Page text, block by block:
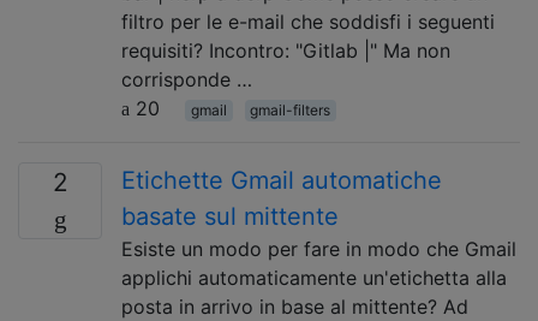
filtro per le e-mail che soddisfi i seguenti
requisiti? Incontro: "Gitlab |" Ma non
corrisponde …
20
gmail gmail-filters
2
Etichette Gmail automatiche
basate sul mittente
Esiste un modo per fare in modo che Gmail
applichi automaticamente un'etichetta alla
posta in arrivo in base al mittente? Ad